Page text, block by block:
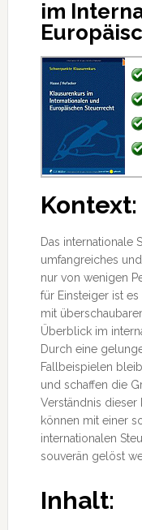
im
Kontext:
Das internationale
umfangreiches
nur von wenigen
für Einsteiger ist
mit
Überblick im
Durch eine
Fallbeispielen
und schaffen die
Verständnis dieser
können mit einer
internationalen
souverän gelöst
Inhalt: